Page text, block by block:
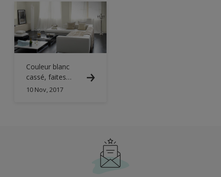
Couleur blanc
cassé, faites
entrer la lumière !
10 Nov, 2017